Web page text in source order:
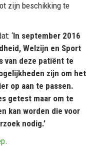
zijn beschikking te
‘In september 2016
Welzijn en Sport
van deze patiënt te
zijn om het
op aan te passen.
getest maar om te
kan worden die voor
nodig.’
.